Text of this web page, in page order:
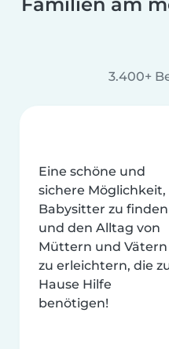
3.400+
Eine schöne und
sichere Möglichkeit,
Babysitter zu finden
und den Alltag von
Müttern und Vätern
zu erleichtern, die
Hause Hilfe
benötigen!